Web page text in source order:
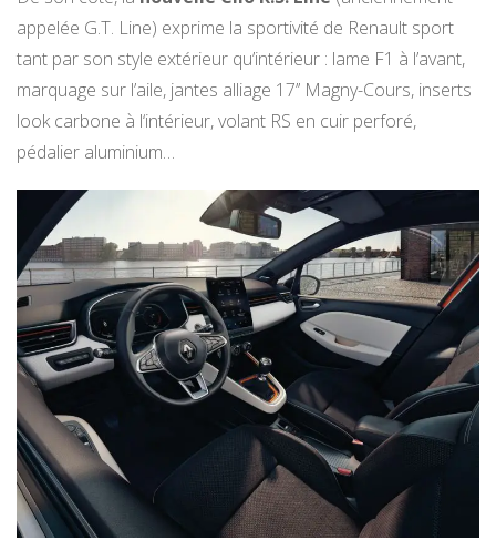
appelée G.T. Line) exprime la sportivité de Renault sport
tant par son style extérieur qu’intérieur : lame F1 à l’avant,
marquage sur l’aile, jantes alliage 17’’ Magny-Cours, inserts
look carbone à l‘intérieur, volant RS en cuir perforé,
pédalier aluminium…